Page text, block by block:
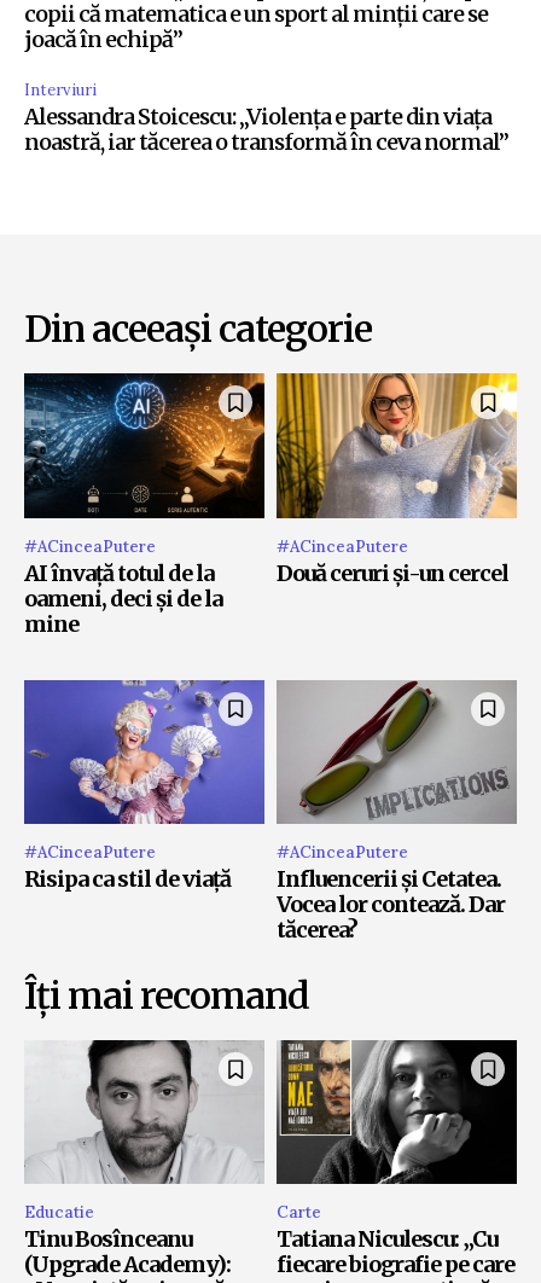
copii că matematica e un sport al minții care se
joacă în echipă”
Interviuri
Alessandra Stoicescu: „Violența e parte din viața
noastră, iar tăcerea o transformă în ceva normal”
Din aceeași categorie
#ACinceaPutere
AI învață totul de la
oameni, deci și de la
mine
#ACinceaPutere
Două ceruri și-un cercel
#ACinceaPutere
Risipa ca stil de viață
#ACinceaPutere
Influencerii și Cetatea.
Vocea lor contează. Dar
tăcerea?
Îți mai recomand
Educatie
Tinu Bosînceanu
(Upgrade Academy):
Carte
Tatiana Niculescu: „Cu
fiecare biografie pe care